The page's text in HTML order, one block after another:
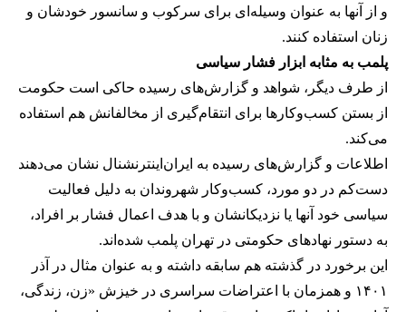
و از آنها به عنوان وسیله‌ای برای سرکوب و سانسور خودشان و
زنان استفاده کنند.
پلمب به مثابه ابزار فشار سیاسی
از طرف دیگر، شواهد و گزارش‌های رسیده حاکی است حکومت
از بستن کسب‌وکارها برای انتقام‌گیری از مخالفانش هم استفاده
می‌کند.
اطلاعات و گزارش‌های رسیده به ایران‌اینترنشنال نشان می‌دهند
دست‌کم در دو مورد، کسب‌وکار شهروندان به دلیل فعالیت
سیاسی خود آنها یا نزدیکانشان و با هدف اعمال فشار بر افراد،
به دستور نهادهای حکومتی در تهران پلمب شده‌اند.
این برخورد در گذشته هم سابقه داشته و به عنوان مثال در آذر
۱۴۰۱ و همزمان با اعتراضات سراسری در خیزش «زن، زندگی،